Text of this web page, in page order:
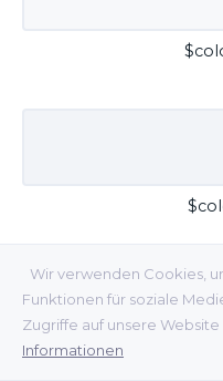
Wir verwenden Cookies,
Funktionen für soziale
Zugriffe auf unsere Website
Informationen